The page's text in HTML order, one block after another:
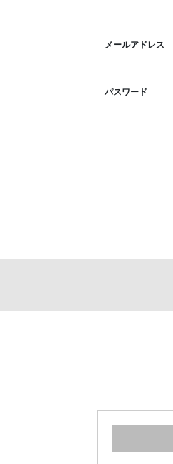
メールアドレス
パスワード